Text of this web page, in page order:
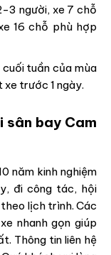
3 người, xe 7 chỗ
16 chỗ phù hợp
tuần của mùa
xe trước 1 ngày.
sân bay Cam
năm kinh nghiệm
đi công tác, hội
lịch trình. Các
nhanh gọn giúp
Thông tin liên hệ